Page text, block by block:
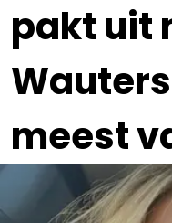
pakt uit
meest